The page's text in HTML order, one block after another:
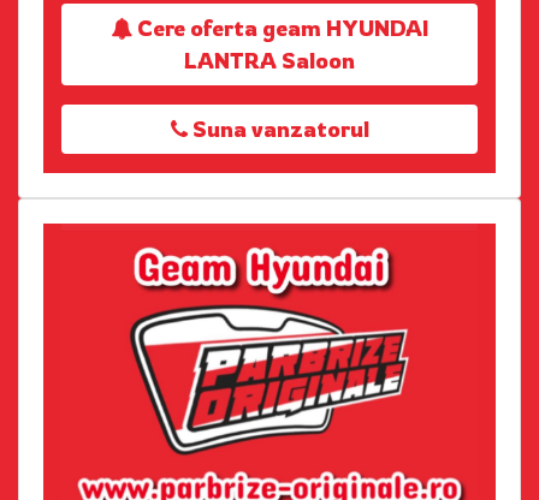
Cere oferta geam HYUNDAI
LANTRA Saloon
Suna vanzatorul